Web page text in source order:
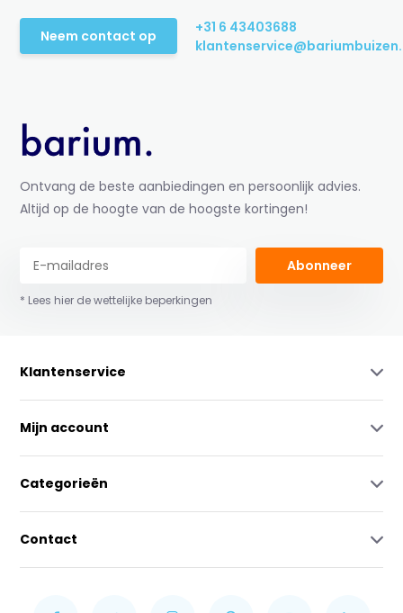
Neem contact op
+31 6 43403688
Ontvang de beste aanbiedingen en persoonlijk advies.
Altijd op de hoogte van de hoogste kortingen!
Abonneer
* Lees hier de wettelijke beperkingen
Klantenservice
Mijn account
Categorieën
Contact